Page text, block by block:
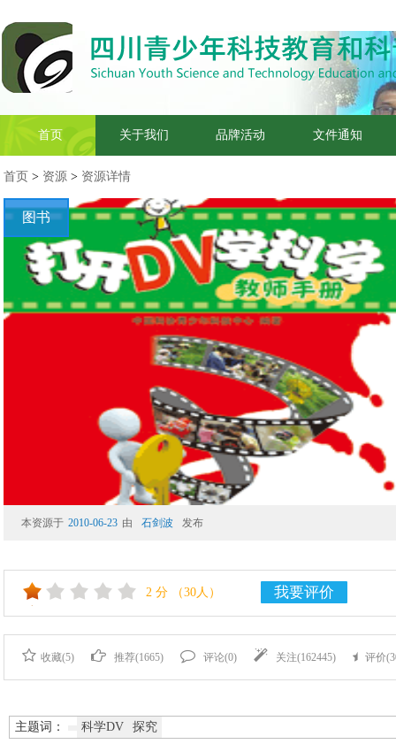
首页 关于我们 品牌活动 文件通知
首页 > 资源 > 资源详情
本资源于 2010-06-23 由 石剑波 发布
图书
2 分 （30人） 我要评价
收藏(5) 推荐(1665) 评论(0) 关注(162445) 评价(
主题词： 科学DV 探究